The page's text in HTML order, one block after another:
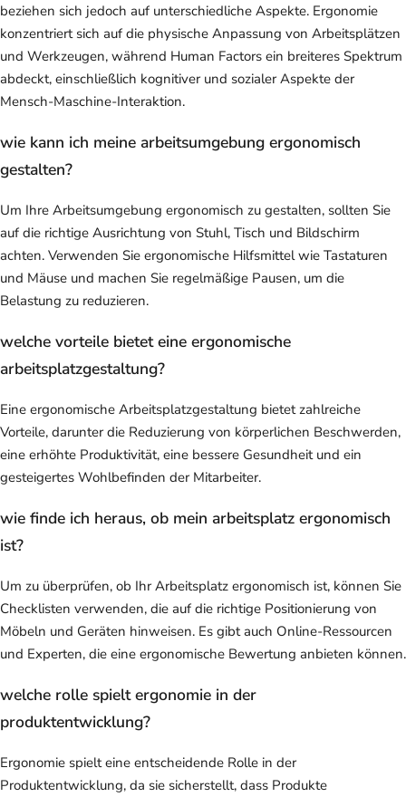
beziehen sich jedoch auf unterschiedliche Aspekte. Ergonomie
konzentriert sich auf die physische Anpassung von Arbeitsplätzen
und Werkzeugen, während Human Factors ein breiteres Spektrum
abdeckt, einschließlich kognitiver und sozialer Aspekte der
Mensch-Maschine-Interaktion.
wie kann ich meine arbeitsumgebung ergonomisch
gestalten?
Um Ihre Arbeitsumgebung ergonomisch zu gestalten, sollten Sie
auf die richtige Ausrichtung von Stuhl, Tisch und Bildschirm
achten. Verwenden Sie ergonomische Hilfsmittel wie Tastaturen
und Mäuse und machen Sie regelmäßige Pausen, um die
Belastung zu reduzieren.
welche vorteile bietet eine ergonomische
arbeitsplatzgestaltung?
Eine ergonomische Arbeitsplatzgestaltung bietet zahlreiche
Vorteile, darunter die Reduzierung von körperlichen Beschwerden,
eine erhöhte Produktivität, eine bessere Gesundheit und ein
gesteigertes Wohlbefinden der Mitarbeiter.
wie finde ich heraus, ob mein arbeitsplatz ergonomisch
ist?
Um zu überprüfen, ob Ihr Arbeitsplatz ergonomisch ist, können Sie
Checklisten verwenden, die auf die richtige Positionierung von
Möbeln und Geräten hinweisen. Es gibt auch Online-Ressourcen
und Experten, die eine ergonomische Bewertung anbieten können.
welche rolle spielt ergonomie in der
produktentwicklung?
Ergonomie spielt eine entscheidende Rolle in der
Produktentwicklung, da sie sicherstellt, dass Produkte